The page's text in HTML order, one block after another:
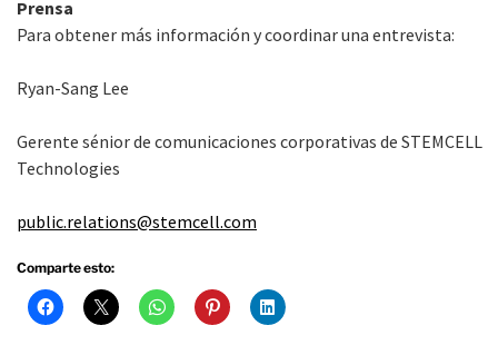
Prensa
Para obtener más información y coordinar una entrevista:
Ryan-Sang Lee
Gerente sénior de comunicaciones corporativas de STEMCELL
Technologies
public.relations@stemcell.com
Comparte esto: